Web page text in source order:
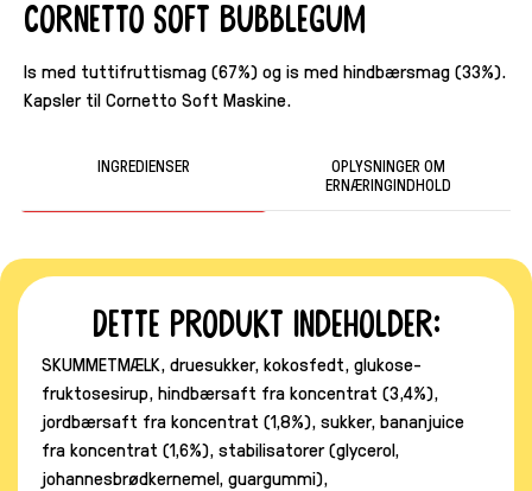
Cornetto Soft Bubblegum
Is med tuttifruttismag (67%) og is med hindbærsmag (33%).
Kapsler til Cornetto Soft Maskine.
INGREDIENSER
OPLYSNINGER OM
ERNÆRINGINDHOLD
Dette produkt indeholder:
SKUMMETMÆLK, druesukker, kokosfedt, glukose-
fruktosesirup, hindbærsaft fra koncentrat (3,4%),
jordbærsaft fra koncentrat (1,8%), sukker, bananjuice
fra koncentrat (1,6%), stabilisatorer (glycerol,
johannesbrødkernemel, guargummi),